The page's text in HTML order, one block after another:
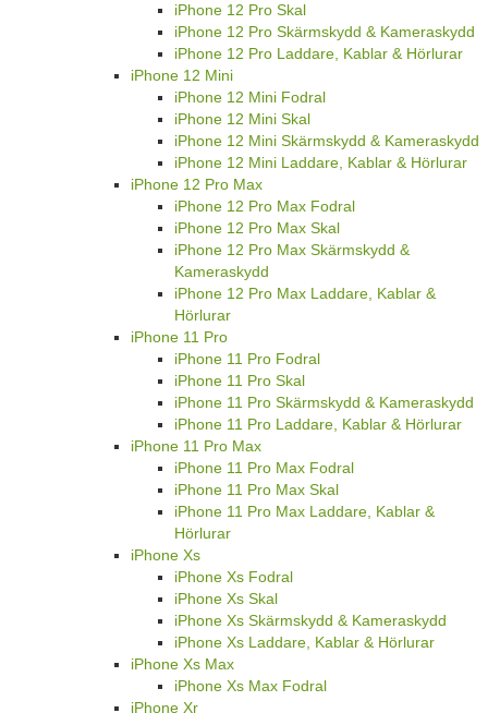
iPhone 12 Pro Skal
iPhone 12 Pro Skärmskydd & Kameraskydd
iPhone 12 Pro Laddare, Kablar & Hörlurar
iPhone 12 Mini
iPhone 12 Mini Fodral
iPhone 12 Mini Skal
iPhone 12 Mini Skärmskydd & Kameraskydd
iPhone 12 Mini Laddare, Kablar & Hörlurar
iPhone 12 Pro Max
iPhone 12 Pro Max Fodral
iPhone 12 Pro Max Skal
iPhone 12 Pro Max Skärmskydd &
Kameraskydd
iPhone 12 Pro Max Laddare, Kablar &
Hörlurar
iPhone 11 Pro
iPhone 11 Pro Fodral
iPhone 11 Pro Skal
iPhone 11 Pro Skärmskydd & Kameraskydd
iPhone 11 Pro Laddare, Kablar & Hörlurar
iPhone 11 Pro Max
iPhone 11 Pro Max Fodral
iPhone 11 Pro Max Skal
iPhone 11 Pro Max Laddare, Kablar &
Hörlurar
iPhone Xs
iPhone Xs Fodral
iPhone Xs Skal
iPhone Xs Skärmskydd & Kameraskydd
iPhone Xs Laddare, Kablar & Hörlurar
iPhone Xs Max
iPhone Xs Max Fodral
iPhone Xr